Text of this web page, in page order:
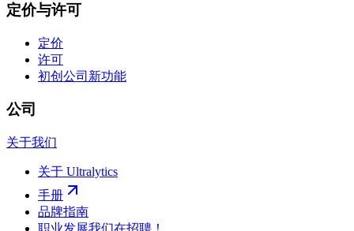
定价与许可
定价
许可
初创公司 新功能
公司
关于我们
关于 Ultralytics
手册
品牌指南